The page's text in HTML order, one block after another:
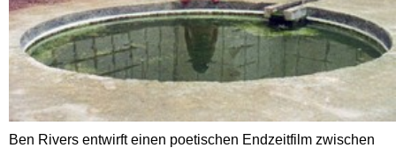
Ben Rivers entwirft einen poetischen Endzeitfilm zwischen